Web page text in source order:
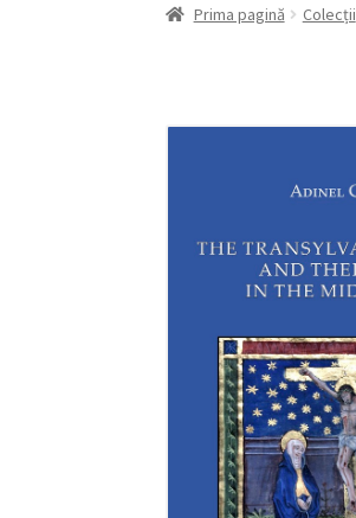
Prima pagină Colecții